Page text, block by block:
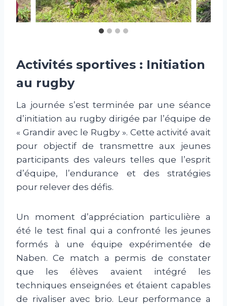
Activités sportives : Initiation
au rugby
La journée s’est terminée par une séance
d’initiation au rugby dirigée par l’équipe de
« Grandir avec le Rugby ». Cette activité avait
pour objectif de transmettre aux jeunes
participants des valeurs telles que l’esprit
d’équipe, l’endurance et des stratégies
pour relever des défis.
Un moment d’appréciation particulière a
été le test final qui a confronté les jeunes
formés à une équipe expérimentée de
Naben. Ce match a permis de constater
que les élèves avaient intégré les
techniques enseignées et étaient capables
de rivaliser avec brio. Leur performance a